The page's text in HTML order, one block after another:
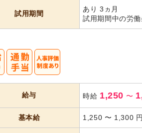
試用期間
あり 3ヵ月
試用期間中の労
給与 時給 1,250 〜
基本給 1,250 〜 1,300 円